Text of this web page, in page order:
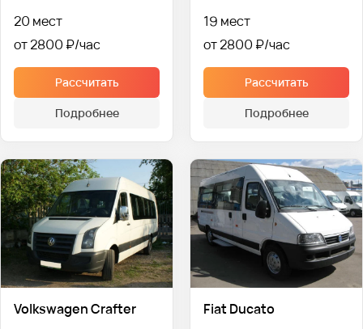
20 мест
от 2800 ₽
Рассчитать
Подробнее
19 мест
от 2800 ₽
Рассчитать
Подробнее
Volkswagen Crafter
Fiat Ducato